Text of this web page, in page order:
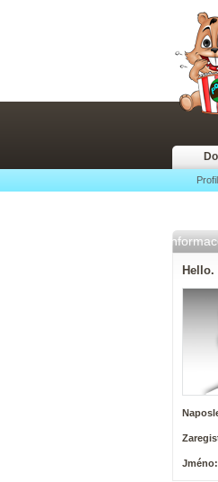
Profil
Jméno: